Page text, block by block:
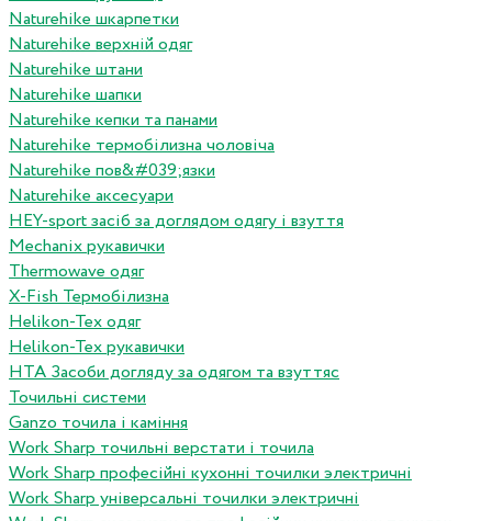
Naturehike шкарпетки
Naturehike верхній одяг
Naturehike штани
Naturehike шапки
Naturehike кепки та панами
Naturehike термобілизна чоловіча
Naturehike пов&#039;язки
Naturehike аксесуари
HEY-sport засіб за доглядом одягу і взуття
Mechanix рукавички
Thermowave одяг
X-Fish Термобілизна
Helikon-Tex одяг
Helikon-Tex рукавички
HTA Засоби догляду за одягом та взуттяс
Точильні системи
Ganzo точила і каміння
Work Sharp точильні верстати і точила
Work Sharp професiйнi кухоннi точилки электричнi
Work Sharp унiверсальнi точилки электричнi